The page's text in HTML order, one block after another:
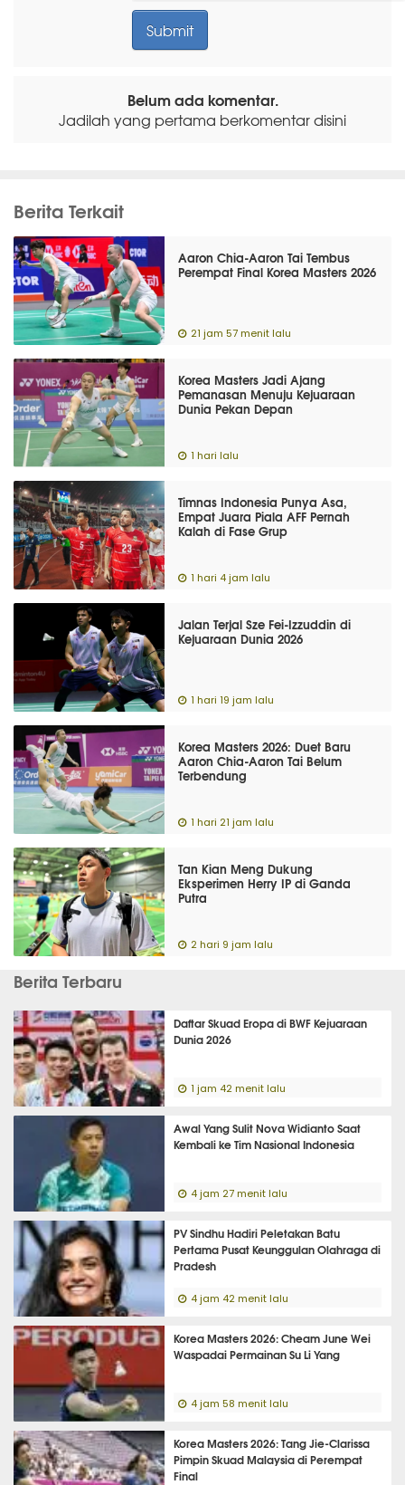
Belum ada komentar.
Jadilah yang pertama berkomentar disini
Berita Terkait
Aaron Chia-Aaron Tai Tembus
Perempat Final Korea Masters 2026
21 jam 57 menit lalu
Korea Masters Jadi Ajang
Pemanasan Menuju Kejuaraan
Dunia Pekan Depan
1 hari lalu
Timnas Indonesia Punya Asa,
Empat Juara Piala AFF Pernah
Kalah di Fase Grup
1 hari 4 jam lalu
Jalan Terjal Sze Fei-Izzuddin di
Kejuaraan Dunia 2026
1 hari 19 jam lalu
Korea Masters 2026: Duet Baru
Aaron Chia-Aaron Tai Belum
Terbendung
1 hari 21 jam lalu
Tan Kian Meng Dukung
Eksperimen Herry IP di Ganda
Putra
2 hari 9 jam lalu
Berita Terbaru
Daftar Skuad Eropa di BWF Kejuaraan
Dunia 2026
1 jam 42 menit lalu
Awal Yang Sulit Nova Widianto Saat
Kembali ke Tim Nasional Indonesia
4 jam 27 menit lalu
PV Sindhu Hadiri Peletakan Batu
Pertama Pusat Keunggulan Olahraga di
Pradesh
4 jam 42 menit lalu
Korea Masters 2026: Cheam June Wei
Waspadai Permainan Su Li Yang
4 jam 58 menit lalu
Korea Masters 2026: Tang Jie-Clarissa
Pimpin Skuad Malaysia di Perempat
Final